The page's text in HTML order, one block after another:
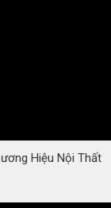
Hiệu Nội Thất